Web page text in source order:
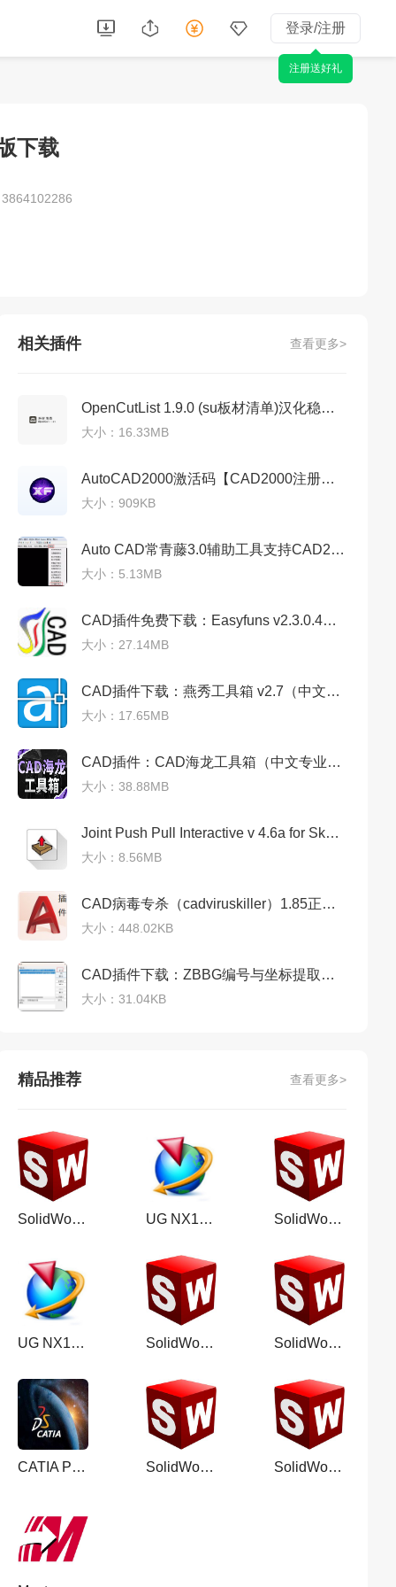
登录/注册
注册送好礼
下载
3864102286
相关插件 查看更多>
OpenCutList 1.9.0 (su板材清单)汉化稳定专业版
大小：16.33MB
AutoCAD2000激活码【CAD2000注册机】序列号生成器
大小：909KB
Auto CAD常青藤3.0辅助工具支持CAD2000-2009插件
大小：5.13MB
CAD插件免费下载：Easyfuns v2.3.0.4中文专业版
大小：27.14MB
CAD插件下载：燕秀工具箱 v2.7（中文专业版）
大小：17.65MB
CAD插件：CAD海龙工具箱（中文专业版）
大小：38.88MB
Joint Push Pull Interactive v 4.6a for SketchUp稳定专业版
大小：8.56MB
CAD病毒专杀（cadviruskiller）1.85正式稳定版
大小：448.02KB
CAD插件下载：ZBBG编号与坐标提取插件【专业版】
大小：31.04KB
精品推荐 查看更多>
SolidWorks 2022破解版【SW 2022安装教程】中文免费版 UG NX12.0官方免费中文版【UG12.0破解版】正式破解版 SolidWorks 2022【SW2022下载破解版】官方完整版
UG NX10.0免费中文版【UG NX10.0破解版】正式版 SolidWorks 2024 SP4.0【SW2024最新版】中文破解版 SolidWorks2018中文版【SW2018破解版】中文破解版
CATIA P3 V5R21【CATIA V5R21破解版】中文破解版 SolidWorks 2024最新版【SW2024】最新免费破解版 SolidWorks2020中文版【SW2020破解版】中文破解版